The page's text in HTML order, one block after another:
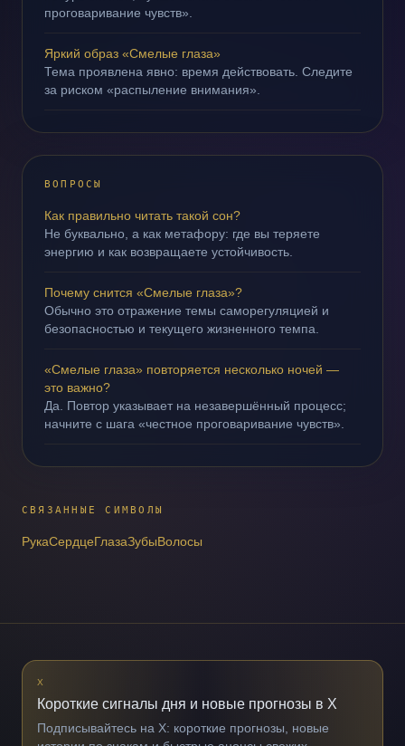
проговаривание чувств».
Яркий образ «Смелые глаза»
Тема проявлена явно: время действовать. Следите
за риском «распыление внимания».
ВОПРОСЫ
Как правильно читать такой сон?
Не буквально, а как метафору: где вы теряете
энергию и как возвращаете устойчивость.
Почему снится «Смелые глаза»?
Обычно это отражение темы саморегуляцией и
безопасностью и текущего жизненного темпа.
«Смелые глаза» повторяется несколько ночей —
это важно?
Да. Повтор указывает на незавершённый процесс;
начните с шага «честное проговаривание чувств».
СВЯЗАННЫЕ СИМВОЛЫ
РукаСердцеГлазаЗубыВолосы
X
Короткие сигналы дня и новые прогнозы в X
Подписывайтесь на X: короткие прогнозы, новые